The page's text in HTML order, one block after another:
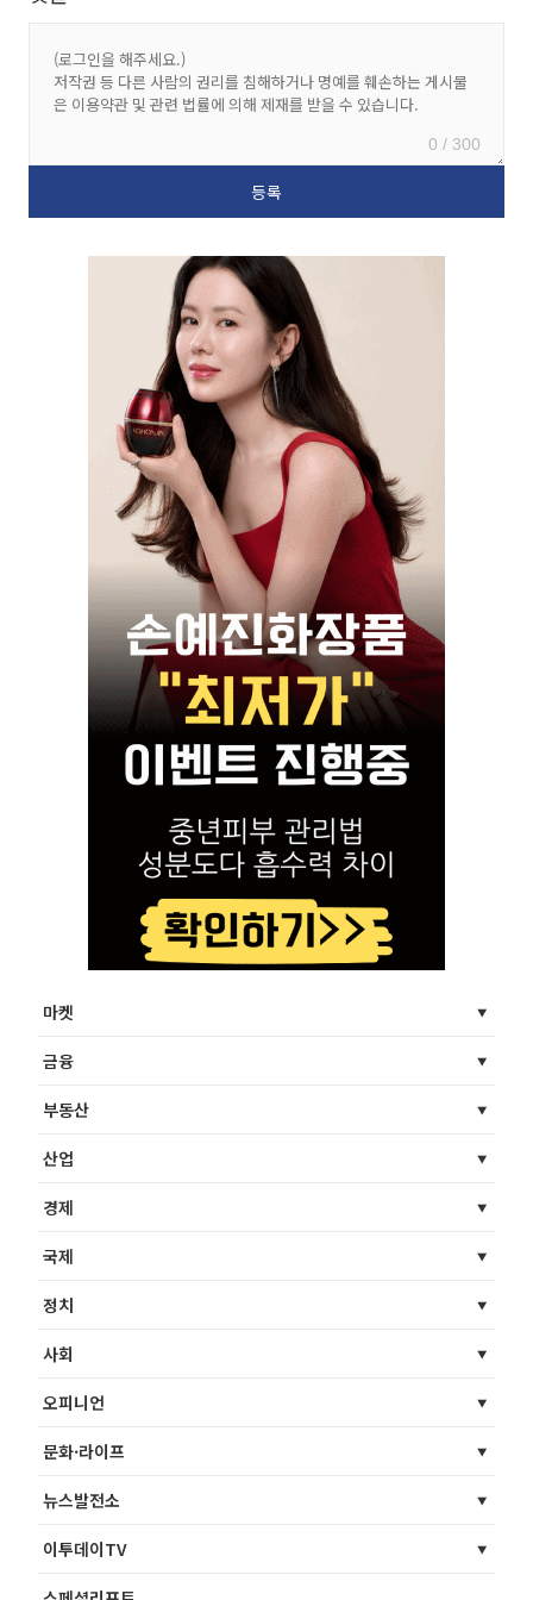
0 / 300
마켓
금융
부동산
산업
경제
국제
정치
사회
오피니언
문화·라이프
뉴스발전소
이투데이TV